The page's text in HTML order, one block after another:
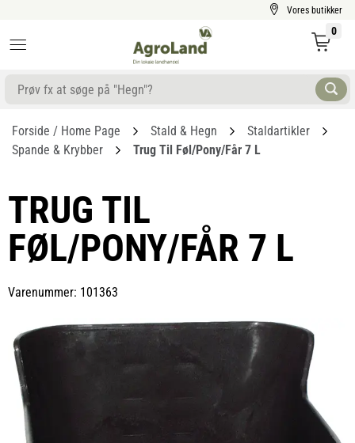
Vores butikker
0
Forside / Home Page Stald & Hegn
Staldartikler
Spande & Krybber
Trug Til Føl/pony/får 7 L
TRUG TIL
FØL/PONY/FÅR 7 L
Varenummer: 101363